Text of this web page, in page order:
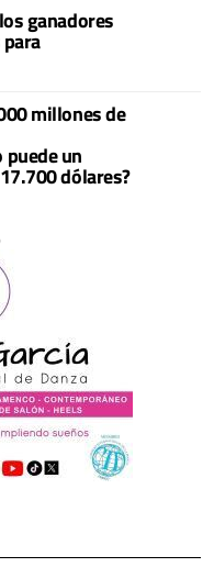
ganadores
millones de
un
dólares?